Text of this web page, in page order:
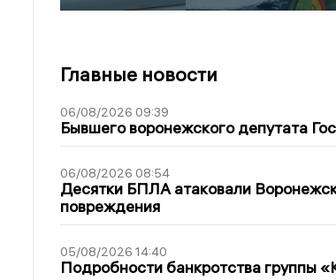
Главные новости
06/08/2026 09:39
Бывшего воронежского депутата
06/08/2026 08:54
Десятки БПЛА атаковали
повреждения
05/08/2026 14:40
Подробности банкротства группы